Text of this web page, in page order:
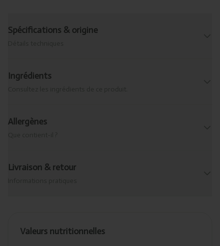
Spécifications & origine
Ingrédients
Allergènes
Livraison & retour
Valeurs nutritionnelles